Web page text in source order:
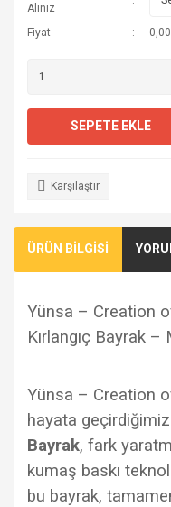
Alınız
Fiyat
SEPETE EKLE
Karşılaştır
ÜRÜN BİLGİSİ
Yünsa – Creation
Kırlangıç Bayrak –
Yünsa – Creation
hayata geçirdiğimiz
Bayrak, fark
kumaş baskı
bu bayrak,